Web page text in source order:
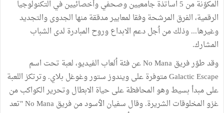
المكوّنة من 5 اساتذة جامعيين وصحفي وأخصائيين في التكنولوجيا
الرقمية، الفرق المرشحة وفقا لمعايير مدققة منها الجدوى والتجديد
وغيرها... وذلك من ٲجل دعم الابداع وروح المبادرة لدى الشباب
المشارك.
وقد طوّر فريق No Mana عن فئة ٲلعاب الفيديو، لعبة تحت اسم
Galactic Escape متوفرة على ويندوز ستور وغوغل بلاي. وترتكز اللعبة
على مبدأ بسيط وهو المحافظة على حياة الابطال وتحرير الكواكب من
غزو المخلوقات الشريرة. وقال سفيان الٲسود من فريق No Mana "تعد